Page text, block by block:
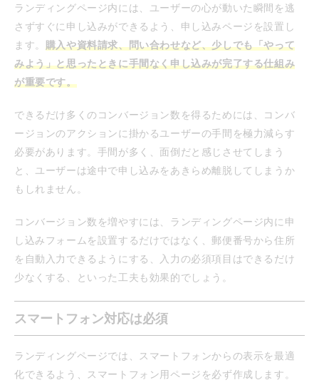
ランディングページ内には、ユーザーの心が動いた瞬間を逃
さずすぐに申し込みができるよう、申し込みページを設置し
ます。 購入や資料請求、問い合わせなど、少しでも「やって
みよう」と思ったときに手間なく申し込みが完了する仕組み
が重要です。
できるだけ多くのコンバージョン数を得るためには、コンバ
ージョンのアクションに掛かるユーザーの手間を極力減らす
必要があります。手間が多く、面倒だと感じさせてしまう
と、ユーザーは途中で申し込みをあきらめ離脱してしまうか
もしれません。
コンバージョン数を増やすには、ランディングページ内に申
し込みフォームを設置するだけではなく、郵便番号から住所
を自動入力できるようにする、入力の必須項目はできるだけ
少なくする、といった工夫も効果的でしょう。
スマートフォン対応は必須
ランディングページでは、スマートフォンからの表示を最適
化できるよう、スマートフォン用ページを必ず作成します。